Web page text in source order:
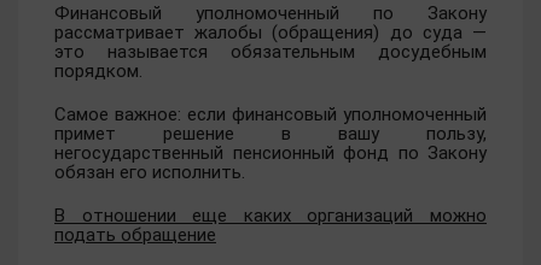
Финансовый уполномоченный по Закону
рассматривает жалобы (обращения) до суда —
это называется обязательным досудебным
порядком.
Самое важное: если финансовый уполномоченный
примет решение в вашу пользу,
негосударственный пенсионный фонд по Закону
обязан его исполнить.
В отношении еще каких организаций можно
подать обращение